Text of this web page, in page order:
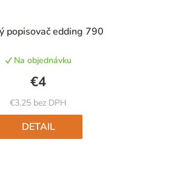
popisovač edding 790
hodnotenie
je
5,0
z
5
hviezdičiek.
Na objednávku
€3,25 bez DPH
€4
DETAIL